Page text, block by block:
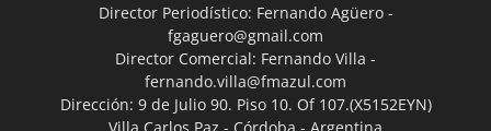
Director Periodístico: Fernando Agüero -
fgaguero@gmail.com
Director Comercial: Fernando Villa -
fernando.villa@fmazul.com
Dirección: 9 de Julio 90. Piso 10. Of 107.(X5152EYN)